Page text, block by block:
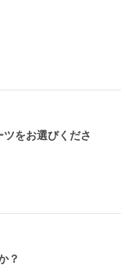
をお選びくださ
？